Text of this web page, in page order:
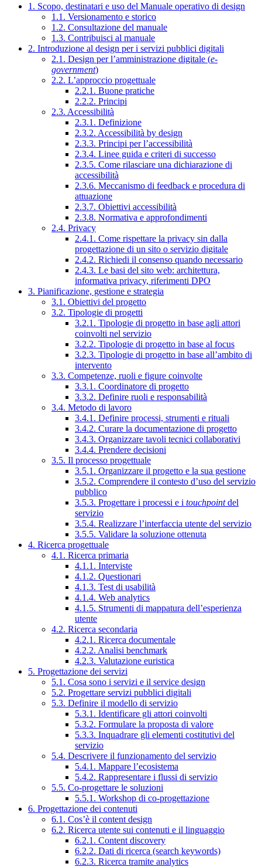
1. Scopo, destinatari e uso del Manuale operativo di design
1.1. Versionamento e storico
1.2. Consultazione del manuale
1.3. Contribuisci al manuale
2. Introduzione al design per i servizi pubblici digitali
2.1. Design per l’amministrazione digitale (e-
government)
2.2. L’approccio progettuale
2.2.1. Buone pratiche
2.2.2. Principi
2.3. Accessibilità
2.3.1. Definizione
2.3.2. Accessibilità by design
2.3.3. Principi per l’accessibilità
2.3.4. Linee guida e criteri di successo
2.3.5. Come rilasciare una dichiarazione di
accessibilità
2.3.6. Meccanismo di feedback e procedura di
attuazione
2.3.7. Obiettivi accessibilità
2.3.8. Normativa e approfondimenti
2.4. Privacy
2.4.1. Come rispettare la privacy sin dalla
progettazione di un sito o servizio digitale
2.4.2. Richiedi il consenso quando necessario
2.4.3. Le basi del sito web: architettura,
informativa privacy, riferimenti DPO
3. Pianificazione, gestione e strategia
3.1. Obiettivi del progetto
3.2. Tipologie di progetti
3.2.1. Tipologie di progetto in base agli attori
coinvolti nel servizio
3.2.2. Tipologie di progetto in base al focus
3.2.3. Tipologie di progetto in base all’ambito di
intervento
3.3. Competenze, ruoli e figure coinvolte
3.3.1. Coordinatore di progetto
3.3.2. Definire ruoli e responsabilità
3.4. Metodo di lavoro
3.4.1. Definire processi, strumenti e rituali
3.4.2. Curare la documentazione di progetto
3.4.3. Organizzare tavoli tecnici collaborativi
3.4.4. Prendere decisioni
3.5. Il processo progettuale
3.5.1. Organizzare il progetto e la sua gestione
3.5.2. Comprendere il contesto d’uso del servizio
pubblico
3.5.3. Progettare i processi e i touchpointdel
servizio
3.5.4. Realizzare l’interfaccia utente del servizio
3.5.5. Validare la soluzione ottenuta
4. Ricerca progettuale
4.1. Ricerca primaria
4.1.1. Interviste
4.1.2. Questionari
4.1.3. Test di usabilità
4.1.4. Web analytics
4.1.5. Strumenti di mappatura dell’esperienza
utente
4.2. Ricerca secondaria
4.2.1. Ricerca documentale
4.2.2. Analisi benchmark
4.2.3. Valutazione euristica
5. Progettazione dei servizi
5.1. Cosa sono i servizi e il service design
5.2. Progettare servizi pubblici digitali
5.3. Definire il modello di servizio
5.3.1. Identificare gli attori coinvolti
5.3.2. Formulare la proposta di valore
5.3.3. Inquadrare gli elementi costitutivi del
servizio
5.4. Descrivere il funzionamento del servizio
5.4.1. Mappare l’ecosistema
5.4.2. Rappresentare i flussi di servizio
5.5. Co-progettare le soluzioni
5.5.1. Workshop di co-progettazione
6. Progettazione dei contenuti
6.1. Cos’è il content design
6.2. Ricerca utente sui contenuti e il linguaggio
6.2.1. Content discovery
6.2.2. Dati di ricerca (search keywords)
6.2.3. Ricerca tramite analytics